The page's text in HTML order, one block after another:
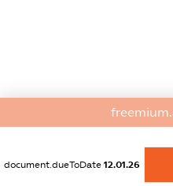
document.dueToDate 12.01.26